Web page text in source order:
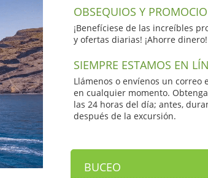
OBSEQUIOS Y
¡Benefíciese de las increíbles
y ofertas diarias! ¡Ahorre dinero!
SIEMPRE ESTAMOS EN
Llámenos o envíenos un correo
en cualquier momento.
las 24 horas del día; antes,
después de la excursión.
BUCEO